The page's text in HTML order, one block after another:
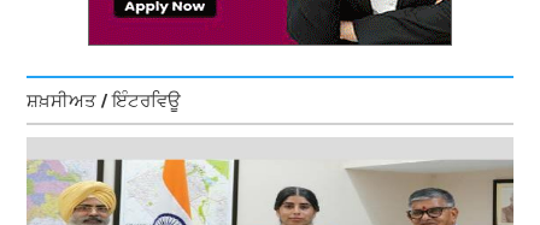
ਸ਼ਖ਼ਸੀਅਤ / ਇੰਟਰਵਿਊ